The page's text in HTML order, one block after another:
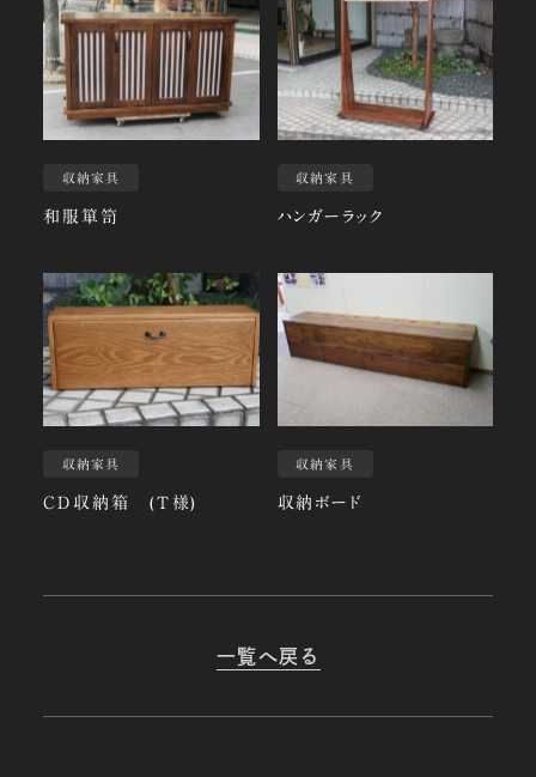
収納家具
和服箪笥
収納家具
ハンガーラック
収納家具
ＣＤ収納箱 (Ｔ様)
収納家具
収納ボード
一覧へ戻る